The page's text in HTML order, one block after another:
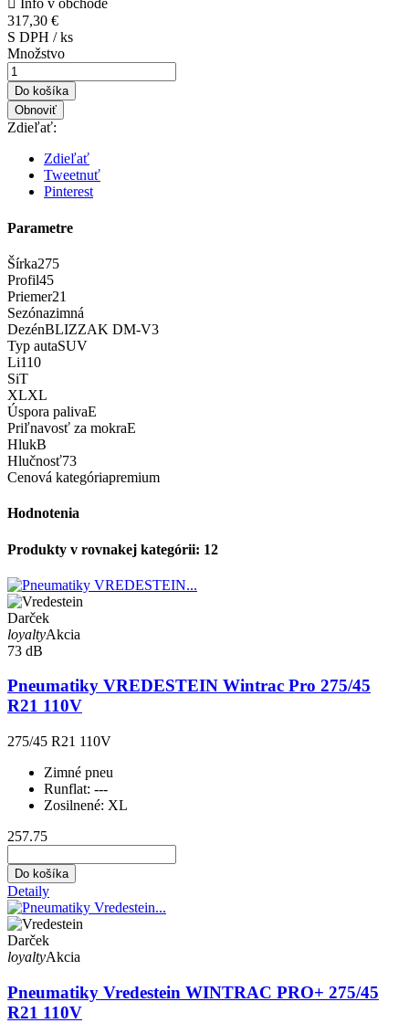
 Info v obchode
317,30 €
S DPH / ks
Množstvo
Do košíka
Zdieľať:
Zdieľať
Tweetnuť
Pinterest
Parametre
Šírka275
Profil45
Priemer21
Sezónazimná
DezénBLIZZAK DM-V3
Typ autaSUV
Li110
SiT
XLXL
Úspora palivaE
Priľnavosť za mokraE
HlukB
Hlučnosť73
Cenová kategóriapremium
Hodnotenia
Produkty v rovnakej kategórii: 12
Darček
loyaltyAkcia
73 dB
Pneumatiky VREDESTEIN Wintrac Pro 275/45
R21 110V
275/45 R21 110V
Zimné pneu
Runflat: ---
Zosilnené: XL
257.75
Do košíka
Detaily
Darček
loyaltyAkcia
Pneumatiky Vredestein WINTRAC PRO+ 275/45
R21 110V